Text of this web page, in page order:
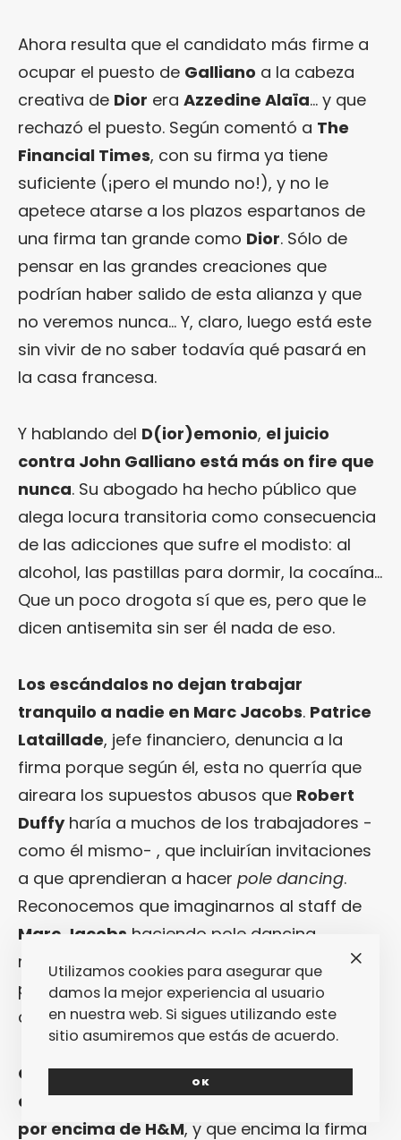
Ahora resulta que el candidato más firme a
ocupar el puesto de Galliano a la cabeza
creativa de Dior era Azzedine Alaïa… y que
rechazó el puesto. Según comentó a The
Financial Times, con su firma ya tiene
suficiente (¡pero el mundo no!), y no le
apetece atarse a los plazos espartanos de
una firma tan grande como Dior. Sólo de
pensar en las grandes creaciones que
podrían haber salido de esta alianza y que
no veremos nunca… Y, claro, luego está este
sin vivir de no saber todavía qué pasará en
la casa francesa.
Y hablando del D(ior)emonio, el juicio
contra John Galliano está más on fire que
nunca. Su abogado ha hecho público que
alega locura transitoria como consecuencia
de las adicciones que sufre el modisto: al
alcohol, las pastillas para dormir, la cocaína…
Que un poco drogota sí que es, pero que le
dicen antisemita sin ser él nada de eso.
Los escándalos no dejan trabajar
tranquilo a nadie en Marc Jacobs. Patrice
Lataillade, jefe financiero, denuncia a la
firma porque según él, esta no querría que
aireara los supuestos abusos que Robert
Duffyharía a muchos de los trabajadores -
como él mismo- , que incluirían invitaciones
a que aprendieran a hacer pole dancing.
Reconocemos que imaginarnos al staff de
Marc Jacobs haciendo pole dancing
mientras crean las nuevas colecciones nos
parece sugerente y original, pero tanto pollo
cocido en la misma cocina ya huele y cansa.
Que Inditex sea ahora mismo la empresa
de moda más valiosa en Bolsa del mundo,
por encima de H&M, y que encima la firma
Utilizamos cookies para asegurar que
damos la mejor experiencia al usuario
en nuestra web. Si sigues utilizando este
sitio asumiremos que estás de acuerdo.
OK